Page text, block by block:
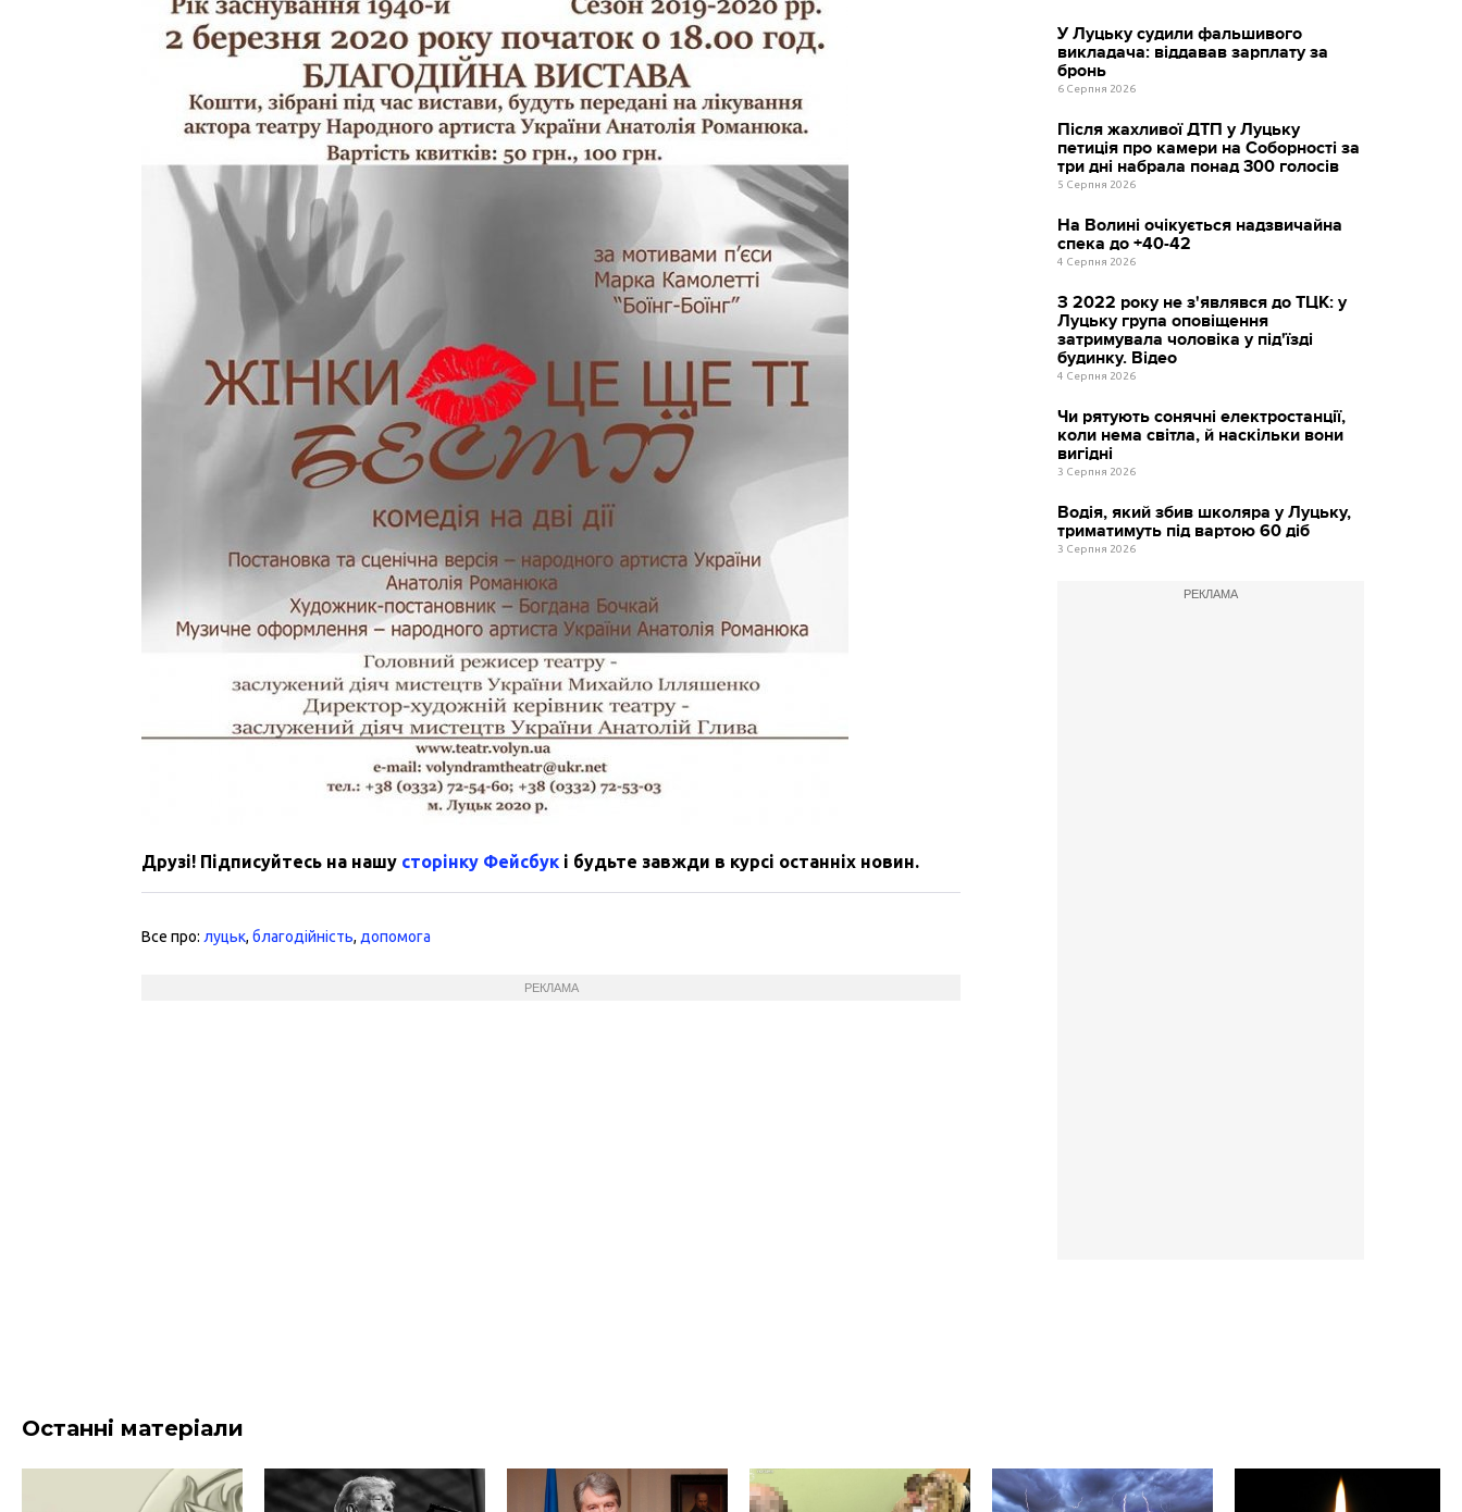
Друзі! Підписуйтесь на нашу сторінку Фейсбук і будьте завжди в курсі останніх новин.
Все про: луцьк,благодійність, допомога
РЕКЛАМА
У Луцьку судили фальшивого
викладача: віддавав зарплату за
бронь
6 Серпня 2026
Після жахливої ДТП у Луцьку
петиція про камери на Соборності за
три дні набрала понад 300 голосів
5 Серпня 2026
На Волині очікується надзвичайна
спека до +40-42
4 Серпня 2026
З 2022 року не з'являвся до ТЦК: у
Луцьку група оповіщення
затримувала чоловіка у під'їзді
будинку. Відео
4 Серпня 2026
Чи рятують сонячні електростанції,
коли нема світла, й наскільки вони
вигідні
3 Серпня 2026
Водія, який збив школяра у Луцьку,
триматимуть під вартою 60 діб
3 Серпня 2026
РЕКЛАМА
Останні матеріали